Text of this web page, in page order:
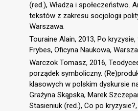
(red.), Władza i społeczeństwo.
tekstów z zakresu socjologii
Warszawa.
Touraine Alain, 2013, Po kryzysie,
Frybes, Oficyna Naukowa,
Warczok Tomasz, 2016,
porządek symboliczny.
klasowych w polskim dyskursie
Grażyna Skąpska, Marek
Stasieniuk (red.), Co po